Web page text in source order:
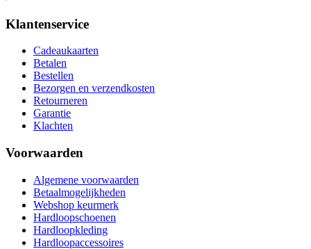
Klantenservice
Cadeaukaarten
Betalen
Bestellen
Bezorgen en verzendkosten
Retourneren
Garantie
Klachten
Voorwaarden
Algemene voorwaarden
Betaalmogelijkheden
Webshop keurmerk
Hardloopschoenen
Hardloopkleding
Hardloopaccessoires